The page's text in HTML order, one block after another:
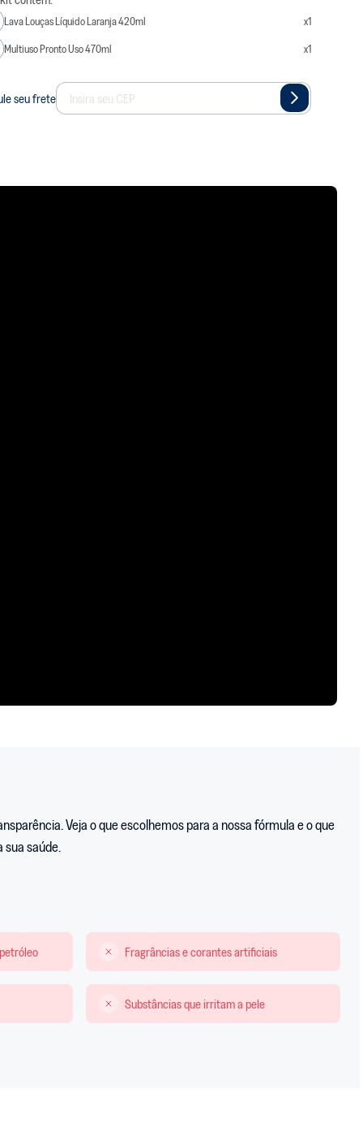
Lava Louças Líquido Laranja 420ml x1
Multiuso Pronto Uso 470ml
x1
seu frete
Veja o que escolhemos para a nossa fórmula e o que
sua saúde.
Fragrâncias e corantes artificiais
Substâncias que irritam a pele